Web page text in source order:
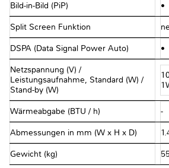
Bild-in-Bild (PiP) •
Split Screen Funktion
DSPA (Data Signal Power Auto) •
Netzspannung (V) /
Leistungsaufnahme, Standard (W) /
Stand-by (W)
Wärmeabgabe (BTU / h) -
Abmessungen in mm (W x H x D)
Gewicht (kg)